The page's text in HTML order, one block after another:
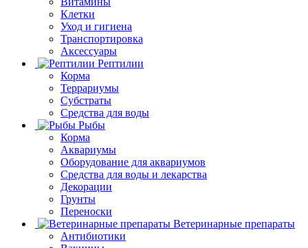
Клетки
Уход и гигиена
Транспортировка
Аксессуары
Рептилии
Корма
Террариумы
Субстраты
Средства для воды
Рыбы
Корма
Аквариумы
Оборудование для аквариумов
Средства для воды и лекарства
Декорации
Грунты
Переноски
Ветеринарные препараты
Антибиотики